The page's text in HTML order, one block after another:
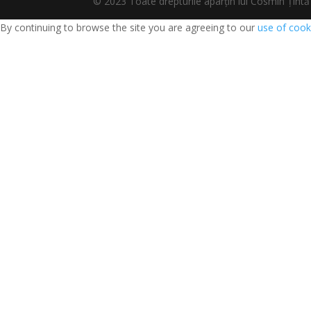
By continuing to browse the site you are agreeing to our use of